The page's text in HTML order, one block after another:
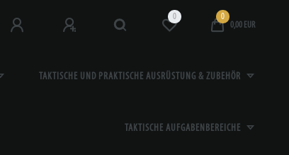
0
0
0,00 EUR
TAKTISCHE UND PRAKTISCHE AUSRÜSTUNG & ZUBEHÖR
TAKTISCHE AUFGABENBEREICHE